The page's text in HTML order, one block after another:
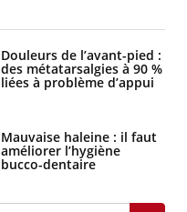
Douleurs de l’avant-pied :
des métatarsalgies à 90 %
liées à problème d’appui
Mauvaise haleine : il faut
améliorer l’hygiène
bucco-dentaire